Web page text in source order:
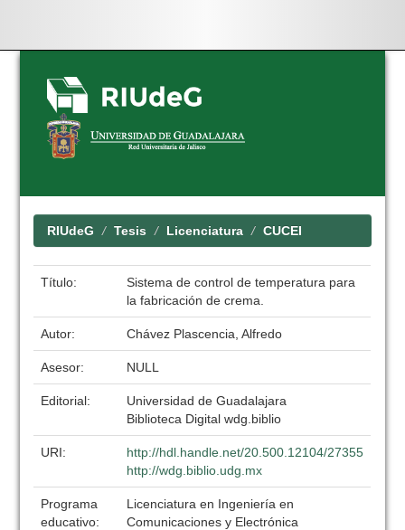
Skip
navigation
RIUdeG Tesis Licenciatura CUCEI
Título:
Sistema de control de temperatura para
la fabricación de crema.
Autor: Chávez Plascencia, Alfredo
Asesor: NULL
Editorial:
Universidad de Guadalajara
Biblioteca Digital wdg.biblio
URI:
http://hdl.handle.net/20.500.12104/27355
http://wdg.biblio.udg.mx
Programa
educativo:
Licenciatura en Ingeniería en
Comunicaciones y Electrónica